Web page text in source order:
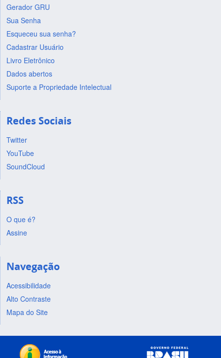
Gerador GRU
Sua Senha
Esqueceu sua senha?
Cadastrar Usuário
Livro Eletrônico
Dados abertos
Suporte a Propriedade Intelectual
Redes Sociais
Twitter
YouTube
SoundCloud
RSS
O que é?
Assine
Navegação
Acessibilidade
Alto Contraste
Mapa do Site